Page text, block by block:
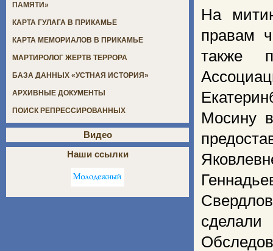
На
правам
также
Мосину
ПАМЯТИ»
КАРТА ГУЛАГА В ПРИКАМЬЕ
КАРТА МЕМОРИАЛОВ В ПРИКАМЬЕ
МАРТИРОЛОГ ЖЕРТВ ТЕРРОРА
БАЗА ДАННЫХ «УСТНАЯ ИСТОРИЯ»
АРХИВНЫЕ ДОКУМЕНТЫ
ПОИСК РЕПРЕССИРОВАННЫХ
Видео
Наши ссылки